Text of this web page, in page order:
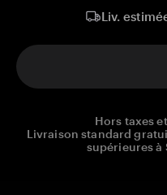
Liv.
Hors taxes
Livraison standard
supérieures à